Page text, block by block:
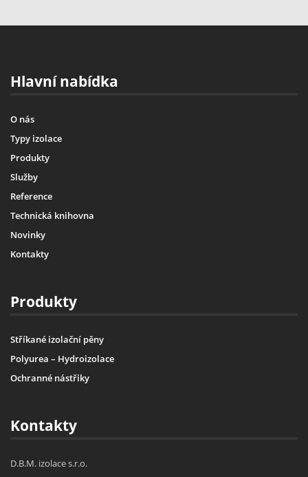
Hlavní nabídka
O nás
Typy izolace
Produkty
Služby
Reference
Technická knihovna
Novinky
Kontakty
Produkty
Stříkané izolační pěny
Polyurea – Hydroizolace
Ochranné nástřiky
Kontakty
D.B.M. izolace s.r.o.